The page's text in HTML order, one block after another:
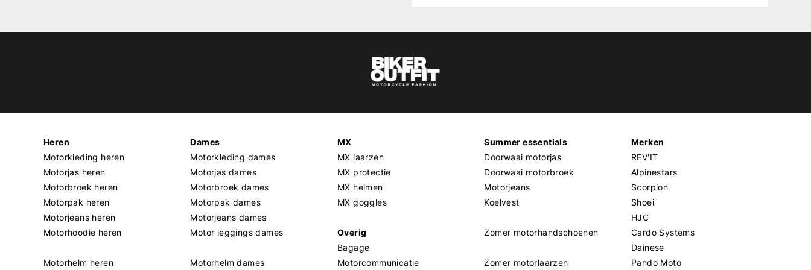
Heren
Motorkleding heren
Motorjas heren
Motorbroek heren
Motorpak heren
Motorjeans heren
Motorhoodie heren
Motorhelm heren
Dames
Motorkleding dames
Motorjas dames
Motorbroek dames
Motorpak dames
Motorjeans dames
Motor leggings dames
Motorhelm dames
MX
MX laarzen
MX protectie
MX helmen
MX goggles
Overig
Bagage
Motorcommunicatie
Summer essentials
Doorwaai motorjas
Doorwaai motorbroek
Motorjeans
Koelvest
Zomer motorhandschoenen
Zomer motorlaarzen
Merken
REV'IT
Alpinestars
Scorpion
Shoei
HJC
Cardo Systems
Dainese
Pando Moto